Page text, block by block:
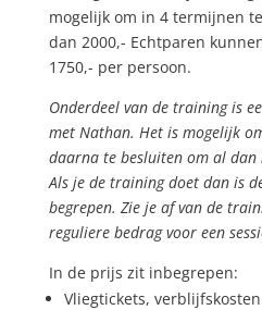
mogelijk om in 4 termijnen
dan 2000,- Echtparen
1750,- per persoon.
Onderdeel van de training is
met Nathan. Het is mogelijk
daarna te besluiten om al
Als je de training doet dan is
begrepen. Zie je af van de
reguliere bedrag voor een
In de prijs zit inbegrepen:
Vliegtickets,